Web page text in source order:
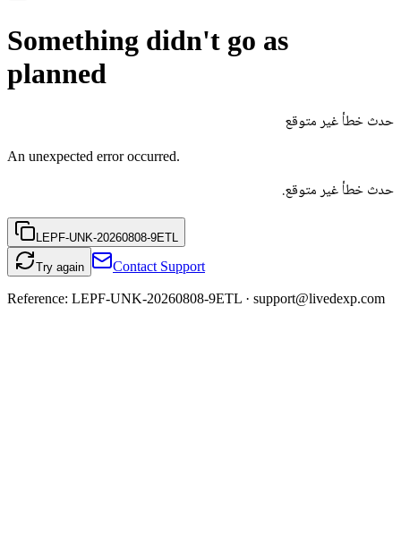
Something didn't go as
planned
حدث خطأ غير متوقع
An unexpected error occurred.
حدث خطأ غير متوقع.
LEPF-UNK-20260808-9ETL
Try again Contact Support
Reference: LEPF-UNK-20260808-9ETL · support@livedexp.com